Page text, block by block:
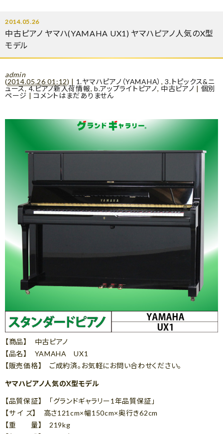
2014.05.26
中古ピアノ ヤマハ(YAMAHA UX1) ヤマハピアノ人気のX型
モデル
admin
(2014.05.26 01:12) | 1.ヤマハピアノ（YAMAHA） ,3.トピックス&ニ
ュース,4.ピアノ新入荷情報, b.アップライトピアノ, 中古ピアノ | 個別
ページ |コメントはまだありません
【商品】 中古ピアノ
【品名】 YAMAHA UX1
【販売価格】 ご成約済。お気軽にお問い合わせください。
ヤマハピアノ人気のX型モデル
【品質保証】 「グランドギャラリー1年品質保証」
【サ イ ズ】 高さ121cm×幅150cm×奥行き62cm
【重 量】 219kg